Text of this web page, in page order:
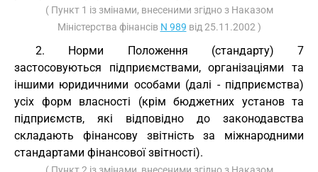
( Пункт 1 із змінами, внесеними згідно з Наказом
Міністерства фінансів N 989 від 25.11.2002 )
2. Норми Положення (стандарту) 7
застосовуються підприємствами, організаціями та
іншими юридичними особами (далі - підприємства)
усіх форм власності (крім бюджетних установ та
підприємств, які відповідно до законодавства
складають фінансову звітність за міжнародними
стандартами фінансової звітності).